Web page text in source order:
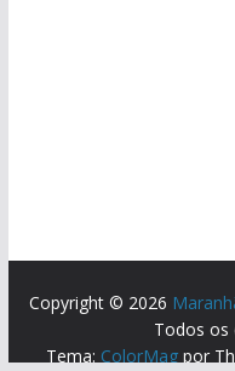
Copyright © 2026
Todos os
Tema: ColorMag por